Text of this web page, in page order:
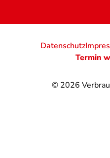
© 2026
Datenschutz
Termin